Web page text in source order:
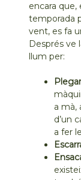
encara que,
temporada
vent, es fa
Després ve
llum per:
a mà,
d’un
a fer